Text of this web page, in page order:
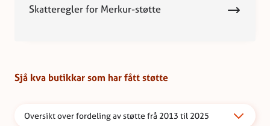
Skatteregler for Merkur-støtte
Sjå kva butikkar som har fått støtte
Oversikt over fordeling av støtte frå 2013 til 2025